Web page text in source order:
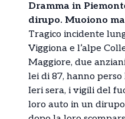
Dramma in
dirupo. Muoiono
Tragico incidente
Viggiona e l’alpe
Maggiore, due
lei di 87, hanno perso
Ieri sera, i vigili del
loro auto in un